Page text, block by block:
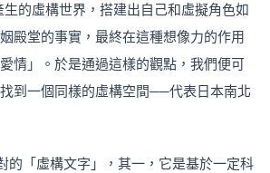
的虛構世界，搭建出自己和虛擬角色如
殿堂的事實，最終在這種想像力的作用
情」。於是通過這樣的觀點，我們便可
到一個同樣的虛構空間──代表日本南北
的「虛構文字」，其一，它是基於一定科